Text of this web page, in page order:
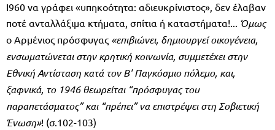
I960 να γράφει «υπηκοότητα: αδιευκρίνι­στος», δεν έλαβαν
ποτέ ανταλλάξιμα κτήματα, σπίτια ή καταστήματα!... Όμως
ο Αρμένιος πρόσφυγας «επιβιώνει, δημιουργεί οικογένεια,
ενσωματώνεται στην κρητική κοινωνία, συμ­μετέχει στην
Εθνική Αντίσταση κατά τον Β' Παγκόσμιο πόλεμο, και,
ξαφνικά, το 1946 θεωρείται “πρόσφυγας του
παραπετάσματος” και “πρέπει” να επι­στρέψει στη Σοβιετική
Ένωση»! (σ.102-103)